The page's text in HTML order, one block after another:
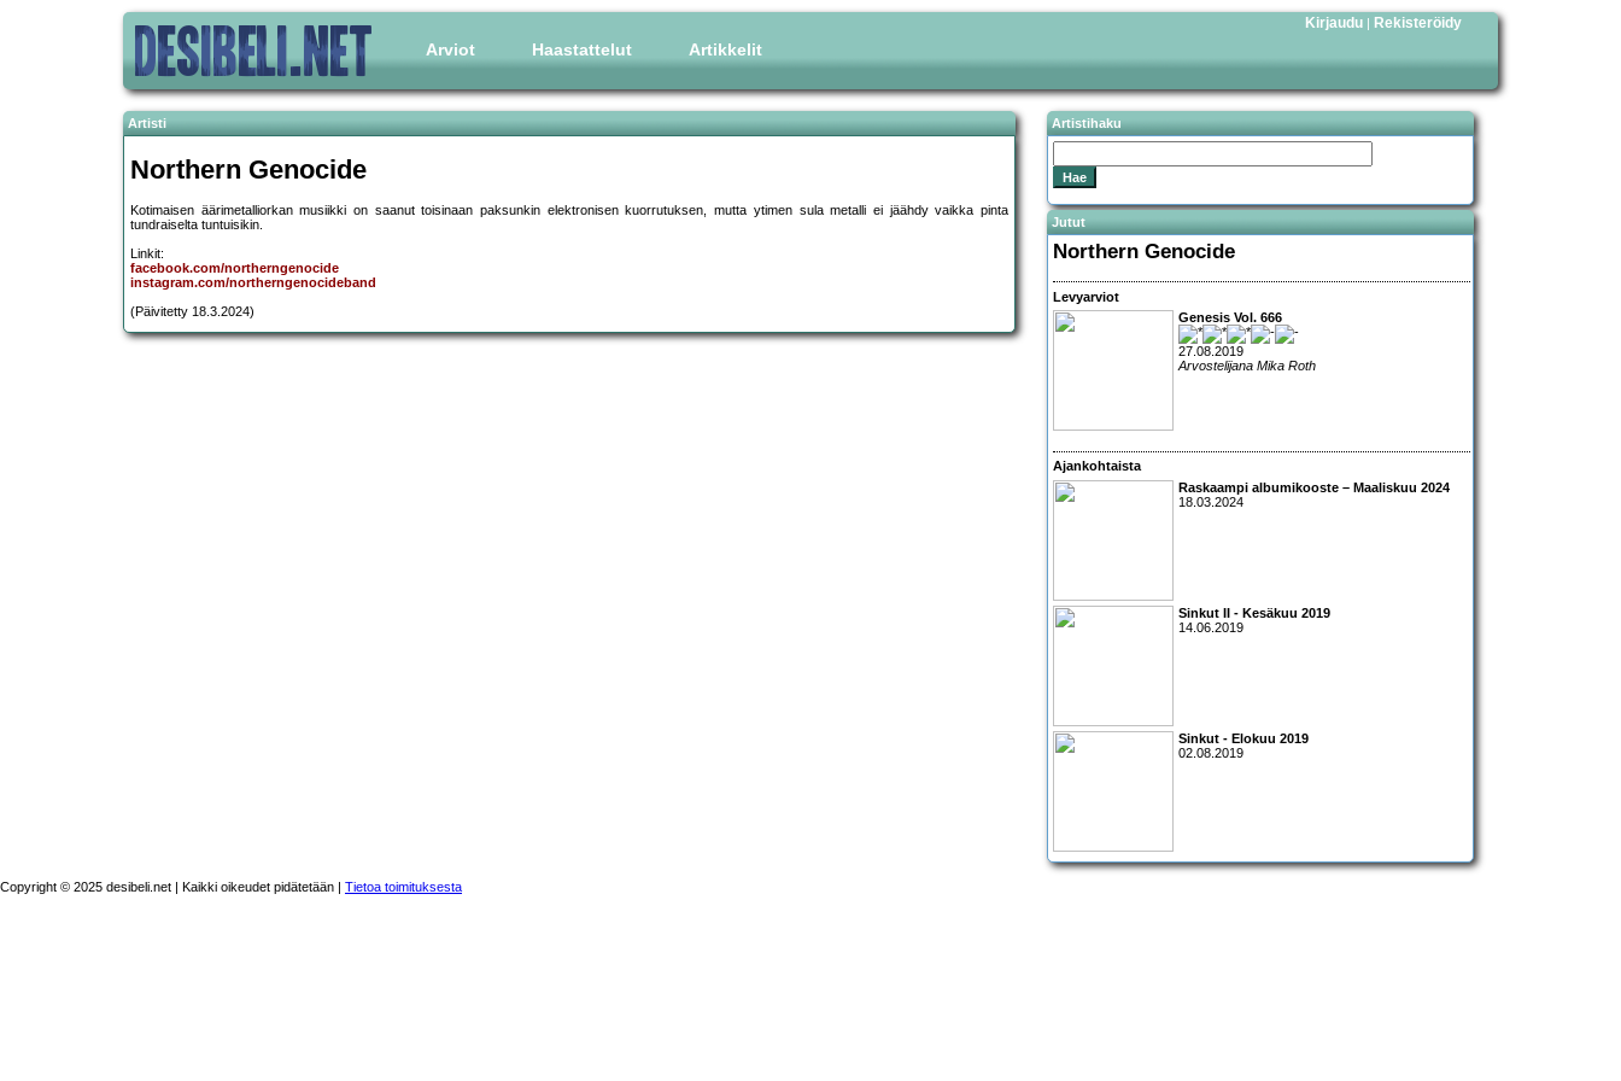
Arviot Haastattelut Artikkelit
Kirjaudu | Rekisteröidy
Artisti
Northern Genocide
Kotimaisen äärimetalliorkan musiikki on saanut toisinaan paksunkin elektronisen kuorrutuksen, mutta ytimen sula metalli ei jäähdy vaikka pinta
tundraiselta tuntuisikin.
Linkit:
facebook.com/northerngenocide
instagram.com/northerngenocideband
(Päivitetty 18.3.2024)
Artistihaku
Jutut
Northern Genocide
Levyarviot
Genesis Vol. 666
27.08.2019
Arvostelijana Mika Roth
Ajankohtaista
Raskaampi albumikooste – Maaliskuu 2024
18.03.2024
Sinkut II - Kesäkuu 2019
14.06.2019
Sinkut - Elokuu 2019
02.08.2019
Copyright © 2025 desibeli.net | Kaikki oikeudet pidätetään | Tietoa toimituksesta